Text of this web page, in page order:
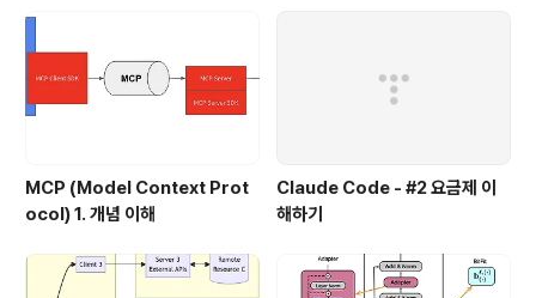
MCP (Model Context Prot
ocol) 1. 개념 이해
Claude Code - #2 요금제 이
해하기